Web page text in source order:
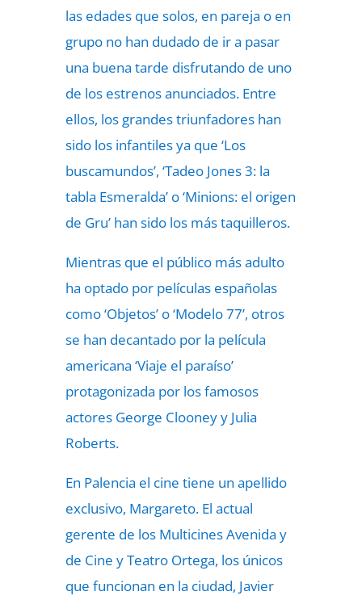
las edades que solos, en pareja o en
grupo no han dudado de ir a pasar
una buena tarde disfrutando de uno
de los estrenos anunciados. Entre
ellos, los grandes triunfadores han
sido los infantiles ya que ‘Los
buscamundos’, ‘Tadeo Jones 3: la
tabla Esmeralda’ o ‘Minions: el origen
de Gru’ han sido los más taquilleros.
Mientras que el público más adulto
ha optado por películas españolas
como ‘Objetos’ o ‘Modelo 77’, otros
se han decantado por la película
americana ‘Viaje el paraíso’
protagonizada por los famosos
actores George Clooney y Julia
Roberts.
En Palencia el cine tiene un apellido
exclusivo, Margareto. El actual
gerente de los Multicines Avenida y
de Cine y Teatro Ortega, los únicos
que funcionan en la ciudad, Javier